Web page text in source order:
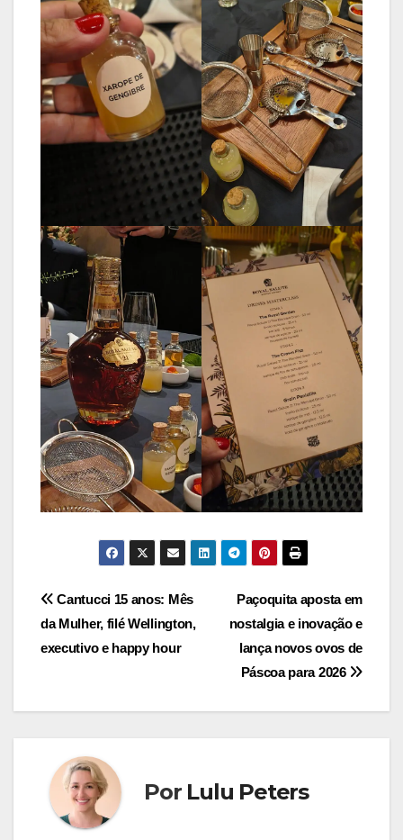
Navegação
de
Paçoquita aposta em
nostalgia e inovação e
lança novos ovos de
Páscoa para 2026
Cantucci 15 anos: Mês
da Mulher, filé Wellington,
executivo e happy hour
Por Lulu Peters